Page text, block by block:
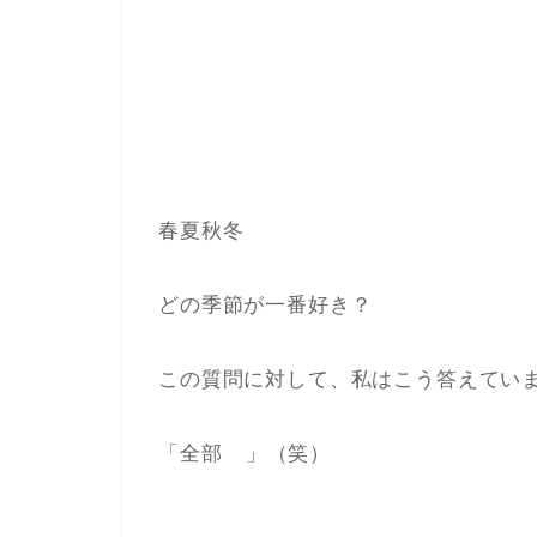
春夏秋冬
どの季節が一番好き？
この質問に対して、私はこう答えてい
「全部 」（笑）